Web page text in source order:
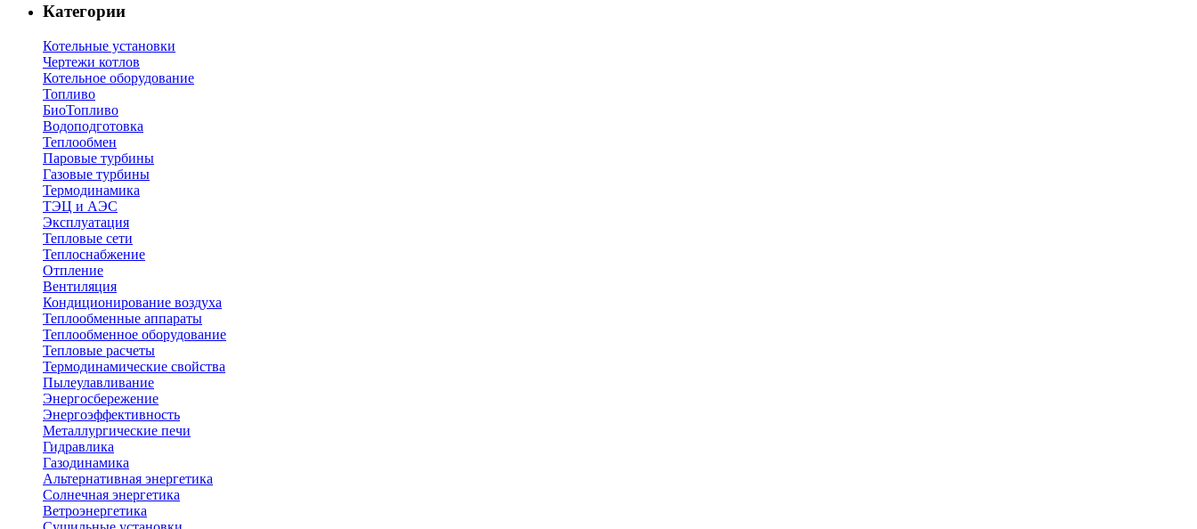
Категории
Котельные установки
Чертежи котлов
Котельное оборудование
Топливо
БиоТопливо
Водоподготовка
Теплообмен
Паровые турбины
Газовые турбины
Термодинамика
ТЭЦ и АЭС
Эксплуатация
Тепловые сети
Теплоснабжение
Отпление
Вентиляция
Кондиционирование воздуха
Теплообменные аппараты
Теплообменное оборудование
Тепловые расчеты
Термодинамические свойства
Пылеулавливание
Энергосбережение
Энергоэффективность
Металлургические печи
Гидравлика
Газодинамика
Альтернативная энергетика
Солнечная энергетика
Ветроэнергетика